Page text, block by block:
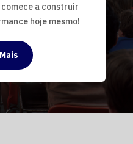
a construir
hoje mesmo!